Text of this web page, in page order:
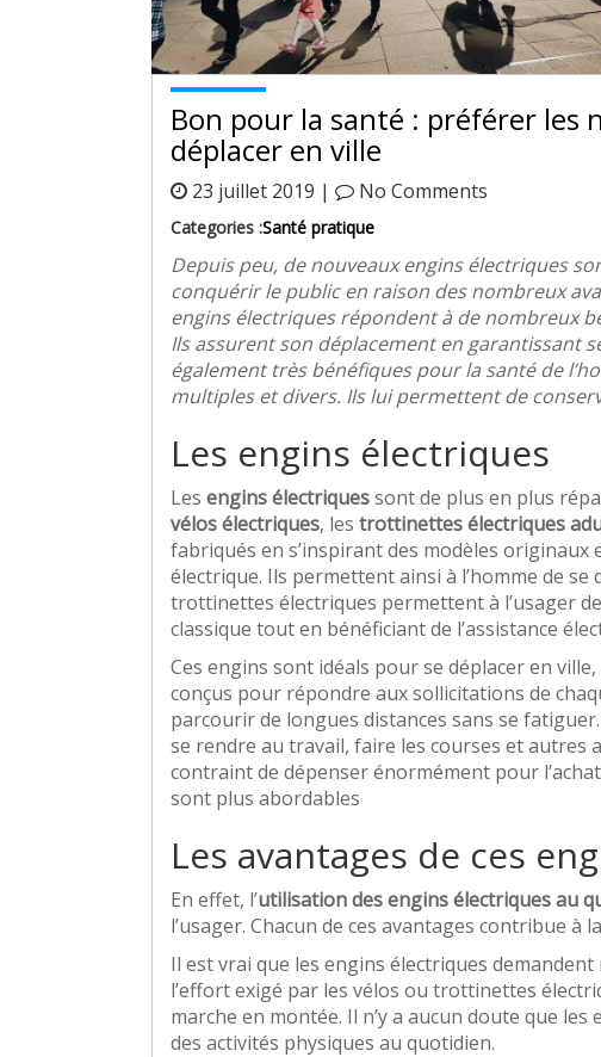
Bon pour la santé : préférer les
déplacer en ville
23 juillet 2019 | No Comments
Categories :Santé pratique
Depuis peu, de nouveaux engins électriques
conquérir le public en raison des nombreux
engins électriques répondent à de nombreux
Ils assurent son déplacement en garantissant
également très bénéfiques pour la santé de
multiples et divers. Ils lui permettent de
Les engins électriques
Les engins électriquessont de plus en plus
vélos électriques, les trottinettes électriques
fabriqués en s’inspirant des modèles
électrique. Ils permettent ainsi à l’homme de
trottinettes électriques permettent à l’usager
classique tout en bénéficiant de l’assistance
Ces engins sont idéals pour se déplacer en
conçus pour répondre aux sollicitations de
parcourir de longues distances sans se
se rendre au travail, faire les courses et autres
contraint de dépenser énormément pour
sont plus abordables
Les avantages de ces
En effet, l’utilisation des engins électriques au
l’usager. Chacun de ces avantages contribue à
Il est vrai que les engins électriques
l’effort exigé par les vélos ou trottinettes
marche en montée. Il n’y a aucun doute que
des activités physiques au quotidien.